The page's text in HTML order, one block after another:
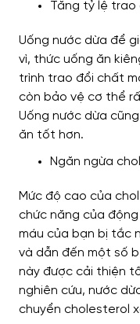
Tăng tỷ lệ trao
Uống nước dừa để
vì, thức uống ăn
trình trao đổi chất
còn bảo vệ cơ thể
Uống nước dừa
ăn tốt hơn.
Ngăn ngừa
Mức độ cao của
chức năng của
máu của bạn bị tắc
và dẫn đến một số
này được cải thiện
nghiên cứu, nước
chuyển cholesterol